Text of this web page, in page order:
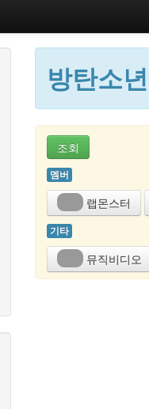
방탄소
조회
멤버
랩몬스터
기타
뮤직비디오